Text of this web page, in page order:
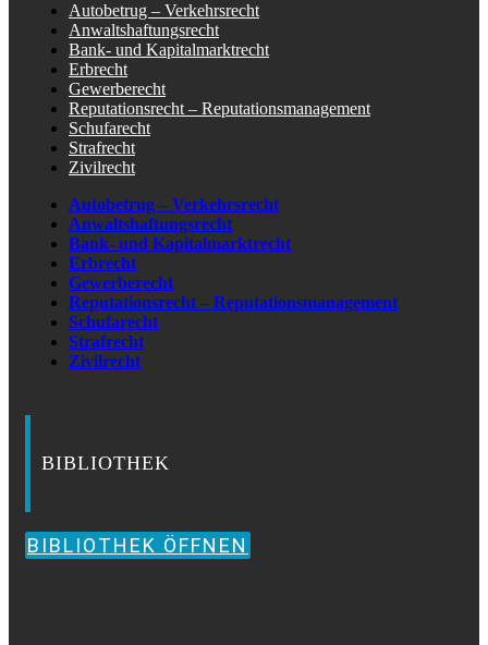
Autobetrug – Verkehrsrecht
Anwaltshaftungsrecht
Bank- und Kapitalmarktrecht
Erbrecht
Gewerberecht
Reputationsrecht – Reputationsmanagement
Schufarecht
Strafrecht
Zivilrecht
Autobetrug – Verkehrsrecht
Anwaltshaftungsrecht
Bank- und Kapitalmarktrecht
Erbrecht
Gewerberecht
Reputationsrecht – Reputationsmanagement
Schufarecht
Strafrecht
Zivilrecht
BIBLIOTHEK
BIBLIOTHEK ÖFFNEN